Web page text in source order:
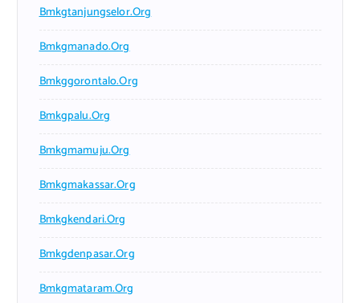
Bmkgtanjungselor.org
Bmkgmanado.org
Bmkggorontalo.org
Bmkgpalu.org
Bmkgmamuju.org
Bmkgmakassar.org
Bmkgkendari.org
Bmkgdenpasar.org
Bmkgmataram.org